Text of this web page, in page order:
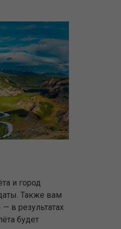
и город
Также вам
в результатах
будет